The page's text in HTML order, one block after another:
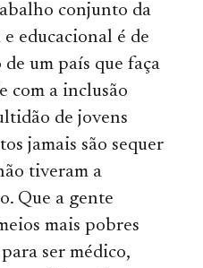
conjunto da
educacional é de
um país que faça
com a inclusão
de jovens
jamais são sequer
tiveram a
Que a gente
mais pobres
ser médico,